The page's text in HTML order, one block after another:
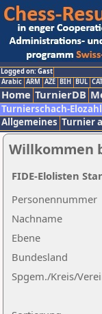
Logged on: Gast
Arabic ARM AZE BIH BUL CAT
Home TurnierDB
Turnierschach-Elozahl
Allgemeines Turnier
Willkommen
Nachname
Ebene
Personennummer
Bundesland
Spgem./Kreis/
FIDE-Elolisten